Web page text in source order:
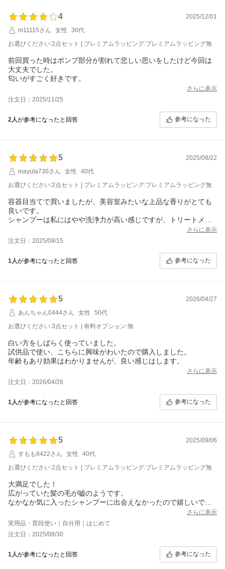
4
2025/12/01
m11115さん
女性
30代
お選びください:2点セット | プレミアムラッピング:プレミアムラッピング無
前回買った時はポンプ部分が割れて悲しい思いをしたけど今回は
大丈夫でした。
匂いがすごく好きです。
さらに表示
注文日：2025/11/25
2人が参考になったと回答 参考になった
5
2025/08/22
mayuta730さん
女性
40代
お選びください:2点セット | プレミアムラッピング:プレミアムラッピング無
容器目当てで買いましたが、美容室みたいな上品な香りがとても
良いです。
シャンプーは私にはやや洗浄力が高い感じですが、トリートメン
トはヌルヌルではなくいい意味で『コシがある感じ』になり気に
入りました。
さらに表示
注文日：2025/08/15
1人が参考になったと回答 参考になった
5
2026/04/27
あんちゃん0444さん
女性
50代
お選びください:3点セット | 有料オプション:無
白い方をしばらく使っていました。
試供品で使い、こちらに興味がわいたので購入しました。
年齢もあり効果はわかりませんが、良い感じはします。
さらに表示
注文日：2026/04/26
1人が参考になったと回答 参考になった
5
2025/09/06
すもも8422さん
女性
40代
お選びください:2点セット | プレミアムラッピング:プレミアムラッピング無
大満足でした！
広がっていた髪の毛が嘘のようです。
なかなか気に入ったシャンプーに出会えなかったので嬉しいで
内容量も意外とたっぷりなので，またリピートします！！
さらに表示
実用品・普段使い｜自分用｜はじめて
注文日：2025/08/30
1人が参考になったと回答 参考になった